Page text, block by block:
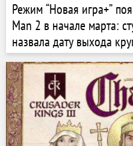
Режим “Новая игра+”
Man 2 в начале марта:
назвала дату выхода